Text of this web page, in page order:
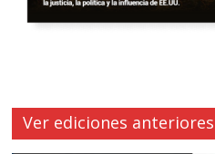
Ver ediciones anteriores